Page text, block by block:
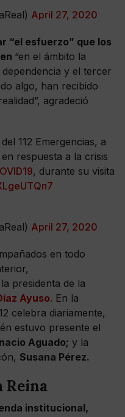
April 27, 2020
“el esfuerzo” que los
“en el ámbito la
y el tercer
algo, han recibido
agradeció
112 Emergencias, a
respuesta a la crisis
, durante su visita
April 27, 2020
en todo
presidenta de la
Ayuso. En la
celebra diariamente,
estuvo presente el
Aguado; y la
Susana Pérez.
Reina
institucional,